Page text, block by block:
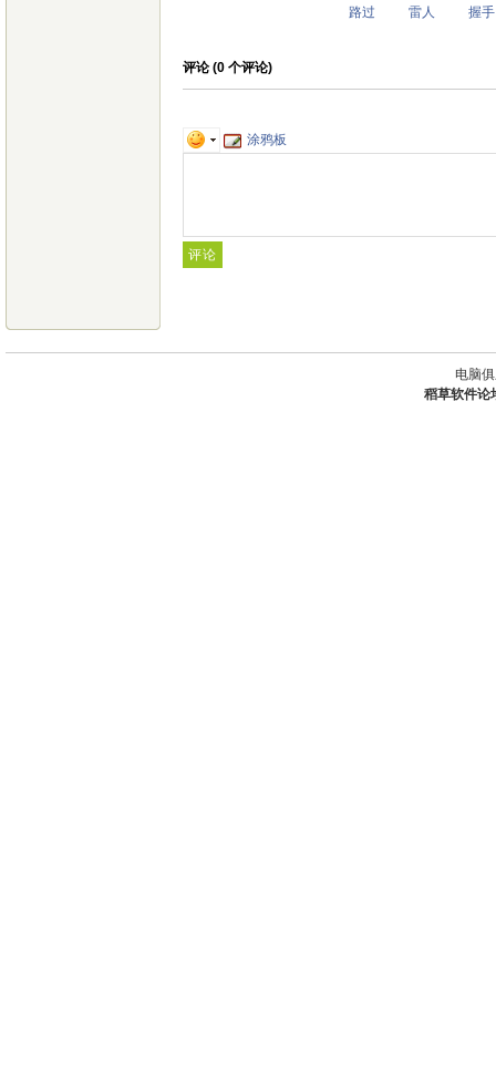
路过 雷人 握手
评论 (0 个评论)
涂鸦板
电脑
稻草软件论